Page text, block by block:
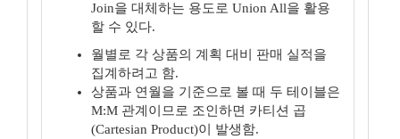
Join을 대체하는 용도로 Union All을 활용
할 수 있다.
월별로 각 상품의 계획 대비 판매 실적을
집계하려고 함.
상품과 연월을 기준으로 볼 때 두 테이블은
M:M 관계이므로 조인하면 카티션 곱
(Cartesian Product)이 발생함.